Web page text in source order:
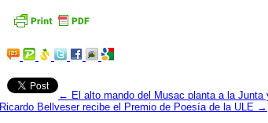
← El alto mando del Musac planta a la Junta
Ricardo Bellveser recibe el Premio de Poesía de la ULE →